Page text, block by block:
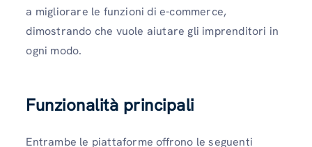
a migliorare le funzioni di e-commerce,
dimostrando che vuole aiutare gli imprenditori in
ogni modo.
Funzionalità principali
Entrambe le piattaforme offrono le seguenti